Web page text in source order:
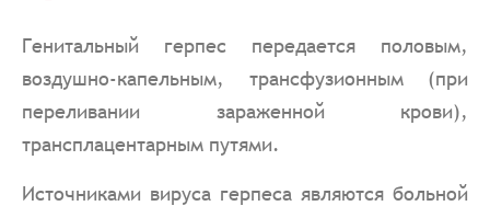
Генитальный герпес передается половым,
воздушно-капельным, трансфузионным (при
переливании зараженной крови),
трансплацентарным путями.
Источниками вируса герпеса являются больной